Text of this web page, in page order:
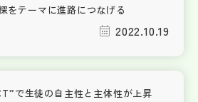
をテーマに進路につなげる
2022.10.19
で生徒の自主性と主体性が上昇